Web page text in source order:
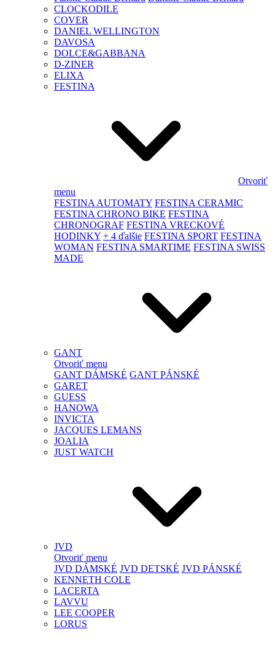
CLOCKODILE
COVER
DANIEL WELLINGTON
DAVOSA
DOLCE&GABBANA
D-ZINER
ELIXA
FESTINA
Otvoriť
menu
FESTINA AUTOMATY FESTINA CERAMIC
FESTINA CHRONO BIKE FESTINA
CHRONOGRAF FESTINA VRECKOVÉ
HODINKY + 4 ďalšie FESTINA SPORT FESTINA
WOMAN FESTINA SMARTIME FESTINA SWISS
MADE
GANT
Otvoriť menu
GANT DÁMSKÉ GANT PÁNSKÉ
GARET
GUESS
HANOWA
INVICTA
JACQUES LEMANS
JOALIA
JUST WATCH
JVD
Otvoriť menu
JVD DÁMSKÉ JVD DETSKÉ JVD PÁNSKÉ
KENNETH COLE
LACERTA
LAVVU
LEE COOPER
LORUS